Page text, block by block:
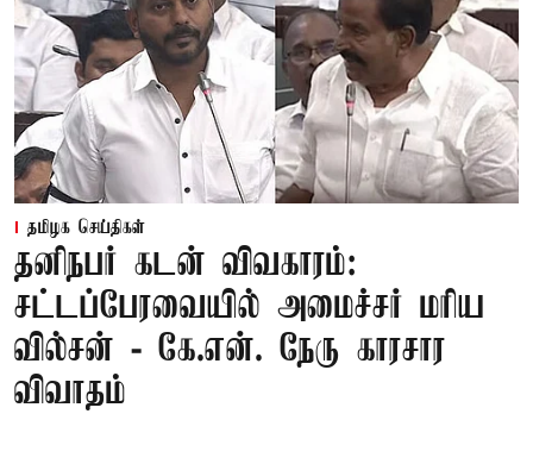
தமிழக செய்திகள்
தனிநபர் கடன் விவகாரம்:
சட்டப்பேரவையில் அமைச்சர் மரிய
வில்சன் - கே.என். நேரு காரசார
விவாதம்